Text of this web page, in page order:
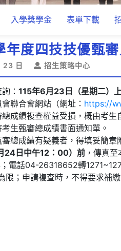
入學獎學金 表單下載
年度四技技優甄
23 日 招生策略中心
： 115年6月23日（星期二）
聯合會網站（網址： https://
成績複查權益受損，概由考生
生甄審總成績書面通知單。
總成績有疑義者，得填妥簡
24日中午12：00）前，傳真至
電話04-26318652轉
限；申請複查時，不得要求補